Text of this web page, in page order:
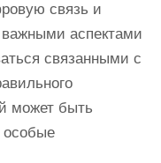
связь и
важными аспектами
связанными с
может быть
особые